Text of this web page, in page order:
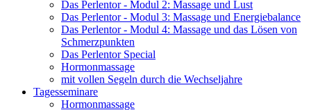
Das Perlentor - Modul 2: Massage und Lust
Das Perlentor - Modul 3: Massage und Energiebalance
Das Perlentor - Modul 4: Massage und das Lösen von
Schmerzpunkten
Das Perlentor Special
Hormonmassage
mit vollen Segeln durch die Wechseljahre
Tagesseminare
Hormonmassage